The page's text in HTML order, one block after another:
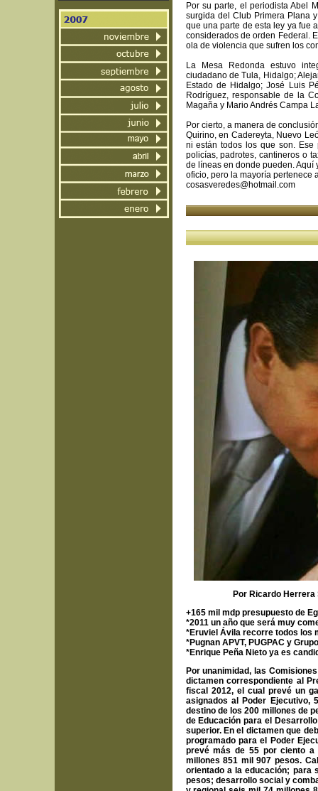
Por su parte, el periodista Abel
surgida del Club Primera Plana
que una parte de esta ley ya fue
considerados de orden Federal.
ola de violencia que sufren los
La Mesa Redonda estuvo
ciudadano de Tula, Hidalgo;
Estado de Hidalgo; José Luis
Rodríguez, responsable de la
Magaña y Mario Andrés Campa
Por cierto, a manera de
Quirino, en Cadereyta, Nuevo
ni están todos los que son. Ese
policías, padrotes, cantineros o
de líneas en donde pueden. Aquí
oficio, pero la mayoría pertenece
cosasveredes@hotmail.com
Por Ricardo
+165 mil mdp presupuesto de
*2011 un año que será muy
*Eruviel Ávila recorre todos los
*Pugnan APVT, PUGPAC y
*Enrique Peña Nieto ya es
Por unanimidad, las
dictamen correspondiente al
fiscal 2012, el cual prevé un
asignados al Poder Ejecutivo,
destino de los 200 millones de
de Educación para el
superior. En el dictamen que
programado para el Poder
prevé más de 55 por ciento a
millones 851 mil 907 pesos.
orientado a la educación; para
pesos; desarrollo social y